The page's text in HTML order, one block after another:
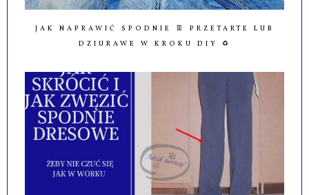
JAK NAPRAWIĆ SPODNIE 👖 PRZETARTE LUB
DZIURAWE W KROKU DIY ♻️